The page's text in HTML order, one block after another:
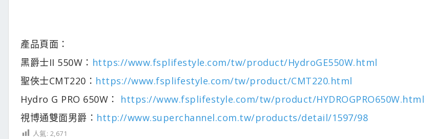
產品頁面：
黑爵士II 550W： https://www.fsplifestyle.com/tw/product/HydroGE550W.html
聖俠士CMT220： https://www.fsplifestyle.com/tw/product/CMT220.html
Hydro G PRO 650W： https://www.fsplifestyle.com/tw/product/HYDROGPRO650W.html
視博通雙面男爵： http://www.superchannel.com.tw/products/detail/1597/98
人氣: 2,671